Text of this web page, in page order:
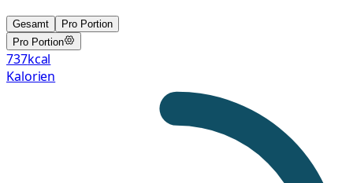
Gesamt
Pro Portion
Pro Portion
737kcal
Kalorien